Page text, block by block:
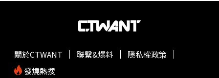
關於CTWANT 聯繫&爆料
隱私權政策
發燒熱搜